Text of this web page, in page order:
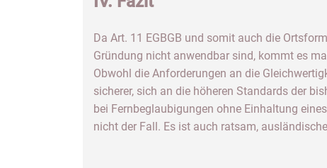
Da Art. 11 EGBGB und somit auch die
Gründung nicht anwendbar sind, kommt es
Obwohl die Anforderungen an die
sicherer, sich an die höheren Standards der
bei Fernbeglaubigungen ohne Einhaltung
nicht der Fall. Es ist auch ratsam,